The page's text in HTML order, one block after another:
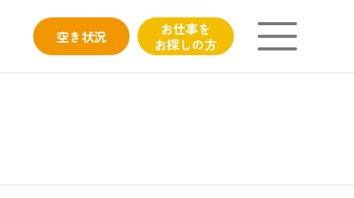
空き状況
お仕事を
お探しの方
よくあるご質問